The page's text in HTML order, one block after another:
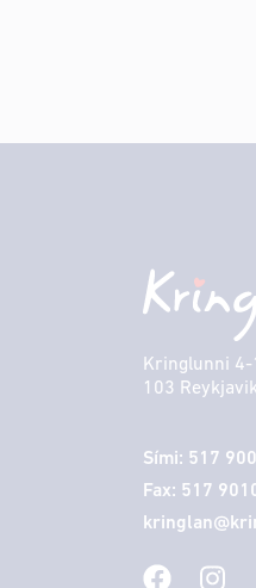
Kringlunni 4-
103 Reykjavik
Sími: 517
Fax: 517